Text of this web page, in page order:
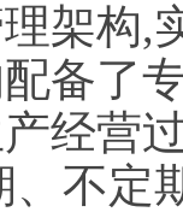
架构,
备了
经营
不定